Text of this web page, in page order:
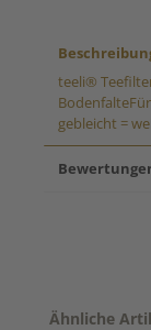
teeli®
gebleicht =
Ähnliche